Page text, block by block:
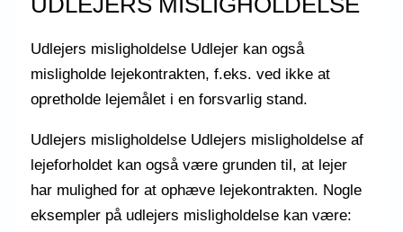
Udlejers misligholdelse Udlejer kan også
misligholde lejekontrakten, f.eks. ved ikke at
opretholde lejemålet i en forsvarlig stand.
Udlejers misligholdelse Udlejers misligholdelse af
lejeforholdet kan også være grunden til, at lejer
har mulighed for at ophæve lejekontrakten. Nogle
eksempler på udlejers misligholdelse kan være: